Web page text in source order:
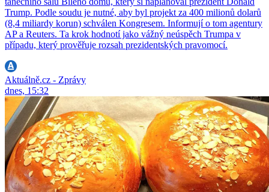
Trump. Podle soudu je nutné, aby byl projekt za 400 milionů dolarů
(8,4 miliardy korun) schválen Kongresem. Informují o tom agentury
AP a Reuters. Ta krok hodnotí jako vážný neúspěch Trumpa v
případu, který prověřuje rozsah prezidentských pravomocí.
Aktuálně.cz - Zprávy
dnes, 15:32